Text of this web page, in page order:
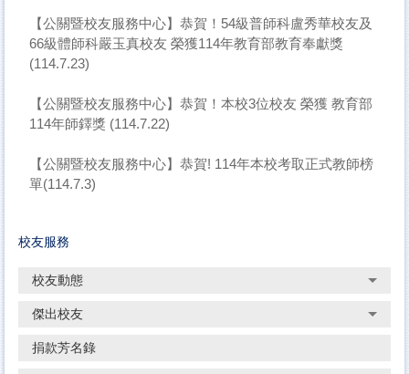
【公關暨校友服務中心】恭賀！54級普師科盧秀華校友及
66級體師科嚴玉真校友 榮獲114年教育部教育奉獻獎
(114.7.23)
【公關暨校友服務中心】恭賀！本校3位校友 榮獲 教育部
114年師鐸獎 (114.7.22)
【公關暨校友服務中心】恭賀! 114年本校考取正式教師榜
單(114.7.3)
校友服務
校友動態
傑出校友
捐款芳名錄